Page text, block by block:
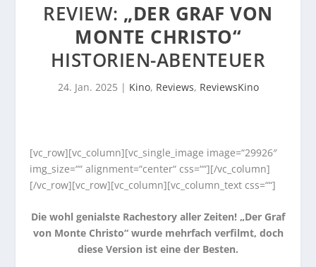
REVIEW: „DER GRAF VON
MONTE CHRISTO“
HISTORIEN-ABENTEUER
24. Jan. 2025 | Kino, Reviews, ReviewsKino
[vc_row][vc_column][vc_single_image image=“29926″
img_size=““ alignment=“center“ css=““][/vc_column]
[/vc_row][vc_row][vc_column][vc_column_text css=““]
Die wohl genialste Rachestory aller Zeiten! „Der Graf
von Monte Christo“ wurde mehrfach verfilmt, doch
diese Version ist eine der Besten.